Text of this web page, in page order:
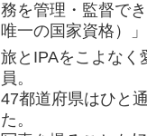
務を管理・監督で
唯一の国家資格）」
旅とIPAをこよなく
員。
47都道府県はひと
た。